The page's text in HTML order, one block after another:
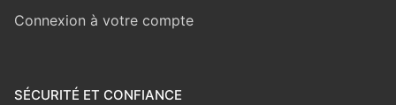
Connexion à votre compte
SÉCURITÉ ET CONFIANCE